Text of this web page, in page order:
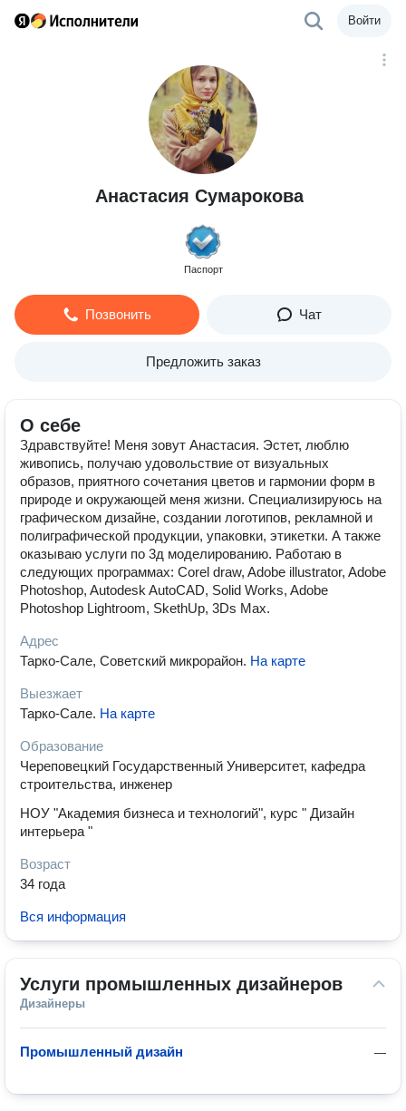
Войти
Анастасия Сумарокова
Паспорт
Позвонить Чат
Предложить заказ
О себе
Здравствуйте! Меня зовут Анастасия. Эстет, люблю
живопись, получаю удовольствие от визуальных
образов, приятного сочетания цветов и гармонии форм в
природе и окружающей меня жизни. Специализируюсь на
графическом дизайне, создании логотипов, рекламной и
полиграфической продукции, упаковки, этикетки. А также
оказываю услуги по 3д моделированию. Работаю в
следующих программах: Corel draw, Adobe illustrator, Adobe
Photoshop, Autodesk AutoCAD, Solid Works, Adobe
Photoshop Lightroom, SkethUp, 3Ds Max.
Адрес
Тарко-Сале, Советский микрорайон. На карте
Выезжает
Тарко-Сале. На карте
Образование
Череповецкий Государственный Университет, кафедра
строительства, инженер
НОУ "Академия бизнеса и технологий", курс " Дизайн
интерьера "
Возраст
34 года
Вся информация
Услуги промышленных дизайнеров
Дизайнеры
—
Промышленный дизайн